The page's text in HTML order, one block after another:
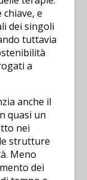
e
dei singoli
tuttavia
a
anche il
quasi un
nei
strutture
Meno
dei